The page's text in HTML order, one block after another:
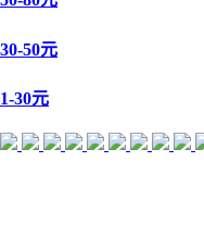
30-50元
1-30元